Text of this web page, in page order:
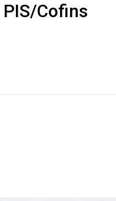
Cofins